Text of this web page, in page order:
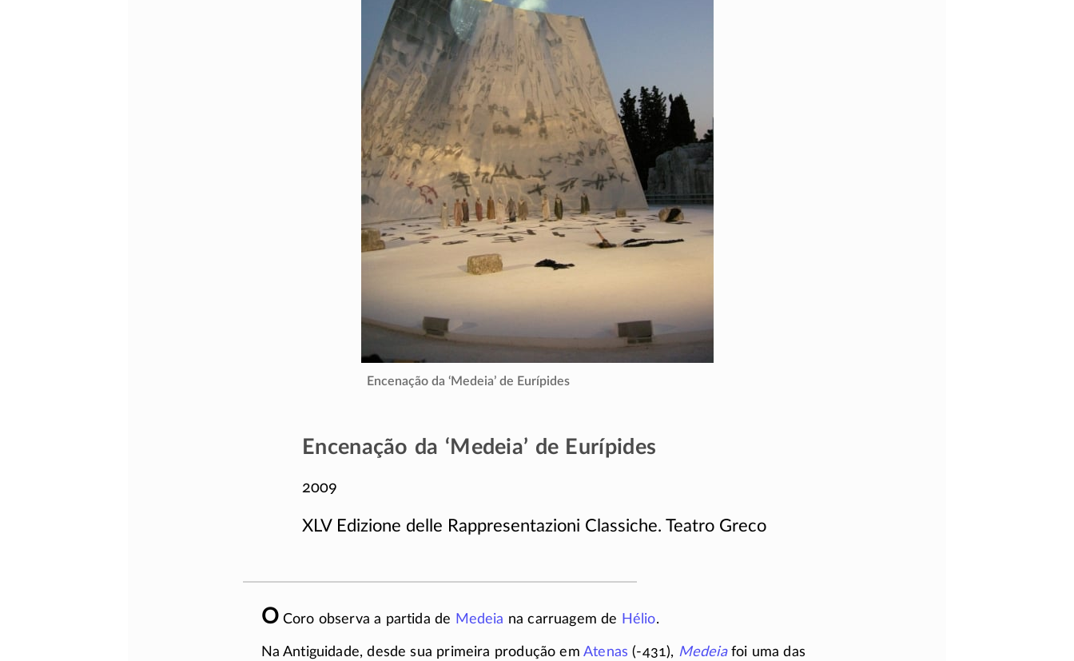
Encenação da ‘Medeia’ de Eurípides
Encenação da ‘Medeia’ de Eurípides
2009
XLV Edizione delle Rappresentazioni Classiche. Teatro Greco
OCoro observa a partida de Medeia na carruagem de Hélio.
Na Antiguidade, desde sua primeira produção em Atenas (-431), Medeiafoi uma das